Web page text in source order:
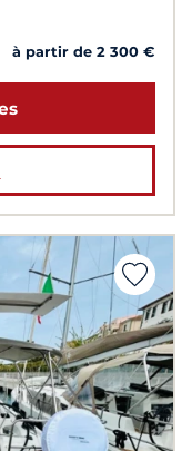
à partir de 2 300 €